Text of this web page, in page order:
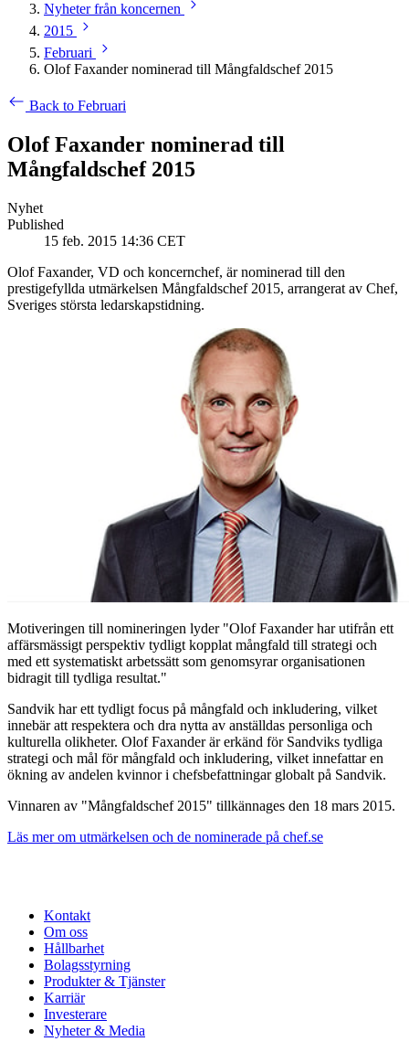
Nyheter från koncernen
2015
Februari
Olof Faxander nominerad till Mångfaldschef 2015
Back to Februari
Olof Faxander nominerad till
Mångfaldschef 2015
Nyhet
Published
15 feb. 2015 14:36 CET
Olof Faxander, VD och koncernchef, är nominerad till den
prestigefyllda utmärkelsen Mångfaldschef 2015, arrangerat av Chef,
Sveriges största ledarskapstidning.
Motiveringen till nomineringen lyder "Olof Faxander har utifrån ett
affärsmässigt perspektiv tydligt kopplat mångfald till strategi och
med ett systematiskt arbetssätt som genomsyrar organisationen
bidragit till tydliga resultat."
Sandvik har ett tydligt focus på mångfald och inkludering, vilket
innebär att respektera och dra nytta av anställdas personliga och
kulturella olikheter. Olof Faxander är erkänd för Sandviks tydliga
strategi och mål för mångfald och inkludering, vilket innefattar en
ökning av andelen kvinnor i chefsbefattningar globalt på Sandvik.
Vinnaren av "Mångfaldschef 2015" tillkännages den 18 mars 2015.
Läs mer om utmärkelsen och de nominerade på chef.se
Kontakt
Om oss
Hållbarhet
Bolagsstyrning
Produkter & Tjänster
Karriär
Investerare
Nyheter & Media